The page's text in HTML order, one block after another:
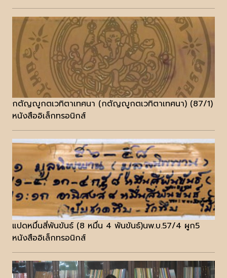
กตัญญูกตเวทิตาเทศนา (กตัญญูกตเวทิตาเทศนา) (87/1)
หนังสืออิเล็กทรอนิกส์
แปดหมื่นสี่พันขันธ์ (8 หมื่น 4 พันขันธ์)นพ.บ.57/4 ผูก5
หนังสืออิเล็กทรอนิกส์